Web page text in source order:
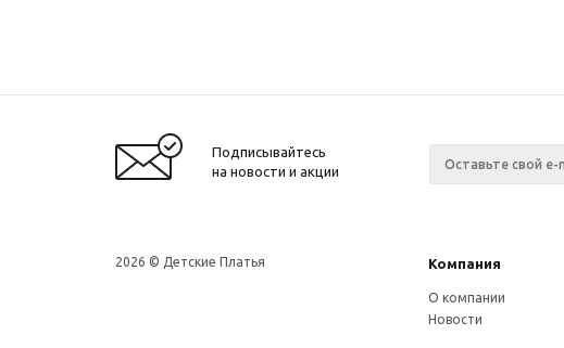
Подписывайтесь
на новости и акции
2026 © Детские Платья Компания
О компании
Новости